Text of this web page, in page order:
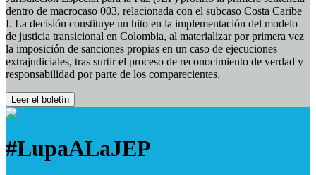
dentro de macrocaso 003, relacionada con el subcaso Costa Caribe
I. La decisión constituye un hito en la implementación del modelo
de justicia transicional en Colombia, al materializar por primera vez
la imposición de sanciones propias en un caso de ejecuciones
extrajudiciales, tras surtir el proceso de reconocimiento de verdad y
responsabilidad por parte de los comparecientes.
Leer el boletín
#LupaALaJEP